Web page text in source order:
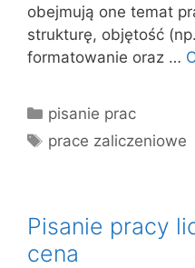
obejmują one temat
strukturę, objętość
formatowanie oraz …
Kategorie
pisanie prac
Tagi
prace zaliczeniowe
Pisanie pracy
cena